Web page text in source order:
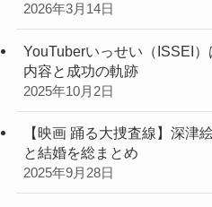
2026年3月14日
YouTuberいっせい（ISSEI
内容と成功の軌跡
2025年10月2日
【映画 踊る大捜査線】深津
と結婚を総まとめ
2025年9月28日